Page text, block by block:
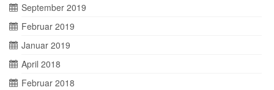
September 2019
Februar 2019
Januar 2019
April 2018
Februar 2018